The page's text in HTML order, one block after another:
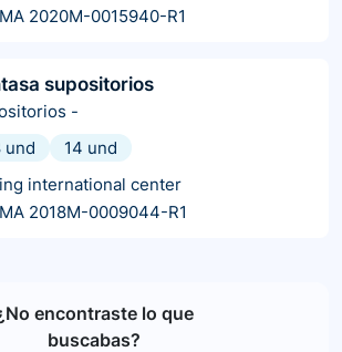
2020M-0015940-R1
supositorios
-
und
14 und
international center
2018M-0009044-R1
encontraste lo que
buscabas?